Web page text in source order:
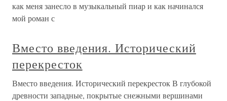
как меня занесло в музыкальный пиар и как начинался
мой роман с
Вместо введения. Исторический
перекресток
Вместо введения. Исторический перекресток В глубокой
древности западные, покрытые снежными вершинами